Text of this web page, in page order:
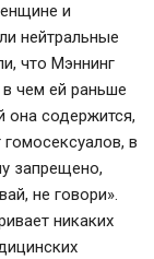
и
нейтральные
что Мэннинг
чем ей раньше
она содержится,
в
запрещено,
не говори».
никаких